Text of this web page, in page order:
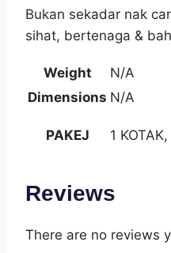
Bukan sekadar nak
sihat, bertenaga &
Weight
N/A
Dimensions N/A
PAKEJ 1
Reviews
There are no reviews